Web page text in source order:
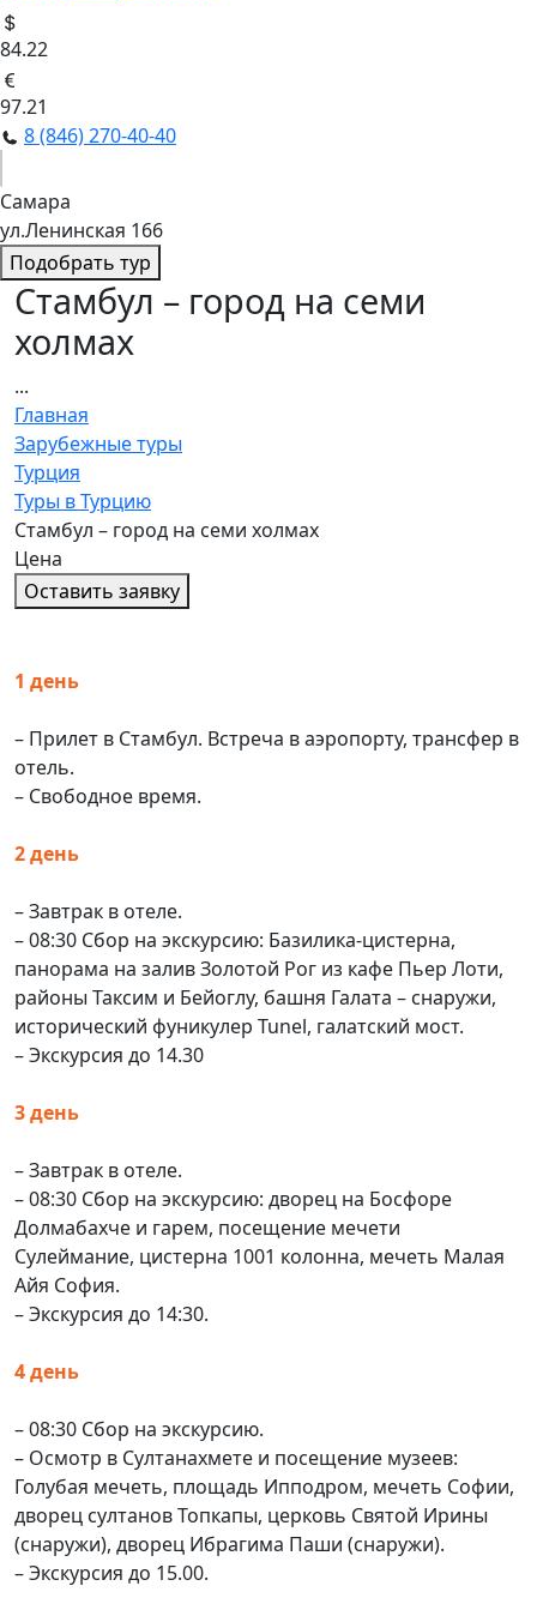
84.22
97.21
8 (846) 270-40-40
Самара
ул.Ленинская 166
Подобрать тур
Стамбул – город на семи
холмах
...
Главная
Зарубежные туры
Турция
Туры в Турцию
Стамбул – город на семи холмах
Цена
Оставить заявку
1 день
– Прилет в Стамбул. Встреча в аэропорту, трансфер в
отель.
– Свободное время.
2 день
– Завтрак в отеле.
– 08:30 Сбор на экскурсию: Базилика-цистерна,
панорама на залив Золотой Рог из кафе Пьер Лоти,
районы Таксим и Бейоглу, башня Галата – снаружи,
исторический фуникулер Tunel, галатский мост.
– Экскурсия до 14.30
3 день
– Завтрак в отеле.
– 08:30 Сбор на экскурсию: дворец на Босфоре
Долмабахче и гарем, посещение мечети
Сулеймание, цистерна 1001 колонна, мечеть Малая
Айя София.
– Экскурсия до 14:30.
4 день
– 08:30 Сбор на экскурсию.
– Осмотр в Султанахмете и посещение музеев:
Голубая мечеть, площадь Ипподром, мечеть Софии,
дворец султанов Топкапы, церковь Святой Ирины
(снаружи), дворец Ибрагима Паши (снаружи).
– Экскурсия до 15.00.